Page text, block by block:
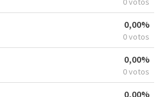
0,00%
0 votos
0,00%
0 votos
0,00%